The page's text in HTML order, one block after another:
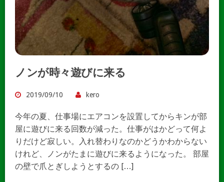
ノンが時々遊びに来る
2019/09/10 kero
今年の夏、仕事場にエアコンを設置してからキンが部
屋に遊びに来る回数が減った。仕事がはかどって何よ
りだけど寂しい。入れ替わりなのかどうかわからない
けれど、ノンがたまに遊びに来るようになった。 部屋
の壁で爪とぎしようとするの […]